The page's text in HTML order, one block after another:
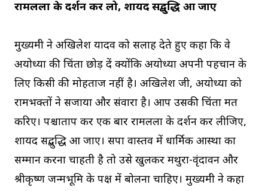
रामलला के दर्शन कर लो, शायद सद्बुद्धि आ जाए
मुख्यमंत्री ने अखिलेश यादव को सलाह देते हुए कहा कि वे
अयोध्या की चिंता छोड़ दें क्योंकि अयोध्या अपनी पहचान के
लिए किसी की मोहताज नहीं है। अखिलेश जी, अयोध्या को
रामभक्तों ने सजाया और संवारा है। आप उसकी चिंता मत
करिए। पश्चाताप कर एक बार रामलला के दर्शन कर लीजिए,
शायद सद्बुद्धि आ जाए। सपा वास्तव में धार्मिक आस्था का
सम्मान करना चाहती है तो उसे खुलकर मथुरा-वृंदावन और
श्रीकृष्ण जन्मभूमि के पक्ष में बोलना चाहिए। मुख्यमंत्री ने कहा